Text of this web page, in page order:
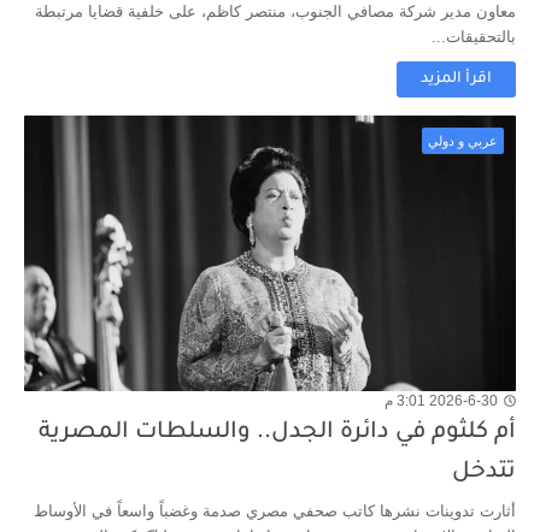
معاون مدير شركة مصافي الجنوب، منتصر كاظم، على خلفية قضايا مرتبطة
بالتحقيقات...
اقرأ المزيد
عربي و دولي
2026-6-30 3:01 م
أم كلثوم في دائرة الجدل.. والسلطات المصرية
تتدخل
أثارت تدوينات نشرها كاتب صحفي مصري صدمة وغضباً واسعاً في الأوساط